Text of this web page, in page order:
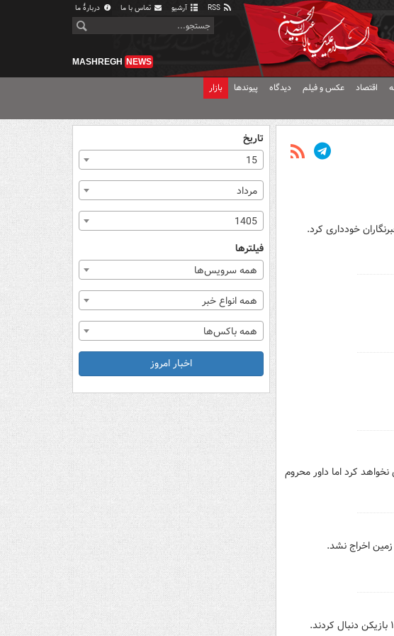
آرشیو تماس با ما دربارهٔ ما
MASHREGH NEWS
اقتصاد عکس و فیلم دیدگاه پیوندها بازار
خودداری کرد.
کرد اما داور محروم
زمین اخراج نشد.
تاریخ
15
مرداد
1405
فیلترها
همه سرویس‌ها
همه انواع خبر
همه باکس‌ها
اخبار امروز